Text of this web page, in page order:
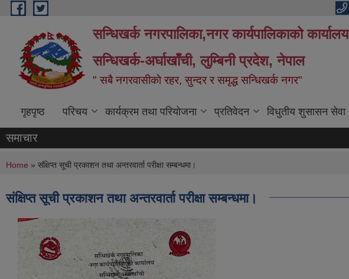
Skip to main content
सन्धिखर्क नगरपालिका,नगर कार्यपालिकाको कार्यालय
सन्धिखर्क-अर्घाखाँची, लुम्बिनी प्रदेश, नेपाल
" सबै नगरवासीकाे रहर, सुन्दर र समृद्ध सन्धिखर्क नगर"
गृहपृष्ठ परिचय कार्यक्रम तथा परियोजना प्रतिवेदन विधुतीय शुसासन सेवा
समाचार
You are here
Home » संक्षिप्त सूची प्रकाशन तथा अन्तरवार्ता परीक्षा सम्बन्धमा।
संक्षिप्त सूची प्रकाशन तथा अन्तरवार्ता परीक्षा सम्बन्धमा।